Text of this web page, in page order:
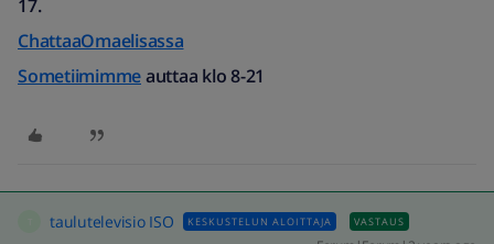
17.
ChattaaOmaelisassa
Sometiimimmeauttaa klo 8-21
taulutelevisio ISO KESKUSTELUN ALOITTAJA VASTAUS